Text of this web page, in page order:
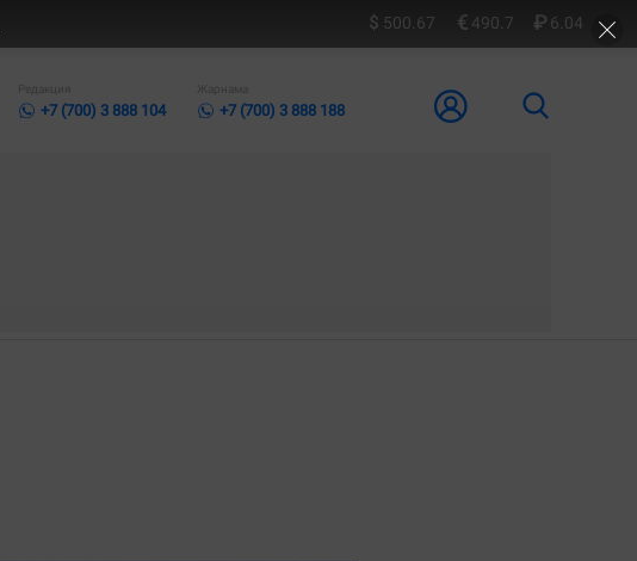
500.67 490.7 6.04
Редакция
+7 (700) 3 888 104
Жарнама
+7 (700) 3 888 188